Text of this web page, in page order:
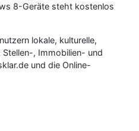
8-Geräte steht kostenlos
lokale, kulturelle,
, Immobilien- und
und die Online-